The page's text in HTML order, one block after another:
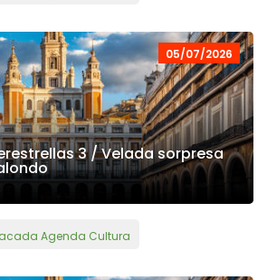
05/07/2026
3 / Velada sorpresa
Agenda Cultura